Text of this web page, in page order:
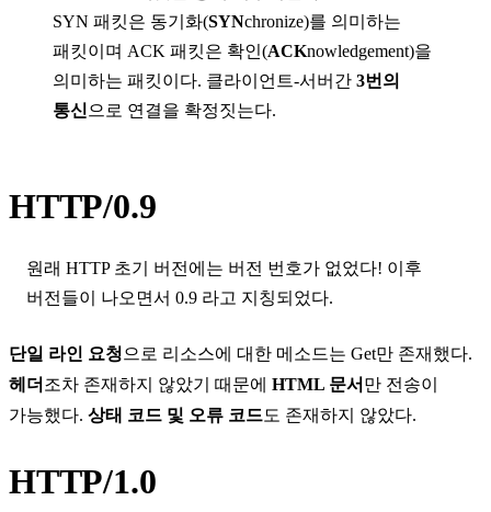
SYN 패킷은 동기화(SYNchronize)를 의미하는
패킷이며 ACK 패킷은 확인(ACKnowledgement)을
의미하는 패킷이다. 클라이언트-서버간 3번의
통신 으로 연결을 확정짓는다.
HTTP/0.9
원래 HTTP 초기 버전에는 버전 번호가 없었다! 이후
버전들이 나오면서 0.9 라고 지칭되었다.
단일 라인 요청으로 리소스에 대한 메소드는 Get만 존재했다.
헤더 조차 존재하지 않았기 때문에 HTML 문서 만 전송이
가능했다. 상태 코드 및 오류 코드도 존재하지 않았다.
HTTP/1.0